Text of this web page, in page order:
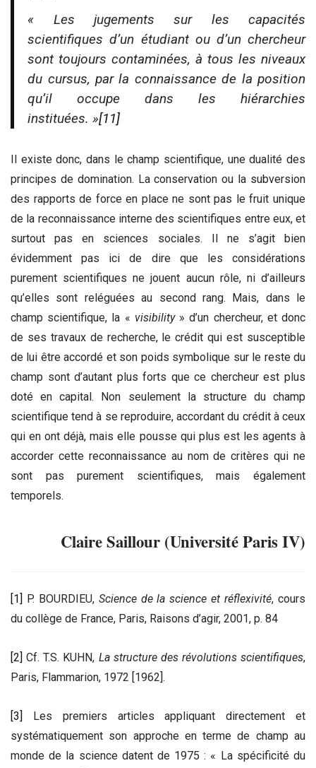
« Les jugements sur les capacités
scientifiques d’un étudiant ou d’un chercheur
sont toujours contaminées, à tous les niveaux
du cursus, par la connaissance de la position
qu’il occupe dans les hiérarchies
instituées. »[11]
Il existe donc, dans le champ scientifique, une dualité des
principes de domination. La conservation ou la subversion
des rapports de force en place ne sont pas le fruit unique
de la reconnaissance interne des scientifiques entre eux, et
surtout pas en sciences sociales. Il ne s’agit bien
évidemment pas ici de dire que les considérations
purement scientifiques ne jouent aucun rôle, ni d’ailleurs
qu’elles sont reléguées au second rang. Mais, dans le
champ scientifique, la « visibility» d’un chercheur, et donc
de ses travaux de recherche, le crédit qui est susceptible
de lui être accordé et son poids symbolique sur le reste du
champ sont d’autant plus forts que ce chercheur est plus
doté en capital. Non seulement la structure du champ
scientifique tend à se reproduire, accordant du crédit à ceux
qui en ont déjà, mais elle pousse qui plus est les agents à
accorder cette reconnaissance au nom de critères qui ne
sont pas purement scientifiques, mais également
temporels.
Claire Saillour (Université Paris IV)
[1] P. BOURDIEU, Science de la science et réflexivité, cours
du collège de France, Paris, Raisons d’agir, 2001, p. 84
[2] Cf. T.S. KUHN, La structure des révolutions scientifiques,
Paris, Flammarion, 1972 [1962].
[3]
Les premiers articles appliquant directement et
systématiquement son approche en terme de champ au
monde de la science datent de 1975 : « La spécificité du